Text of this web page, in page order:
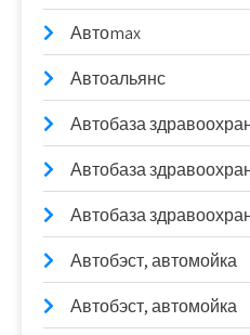
Автоmax
Автоальянс
Автобаза
Автобаза
Автобаза
Автобэст, автомойка
Автобэст, автомойка